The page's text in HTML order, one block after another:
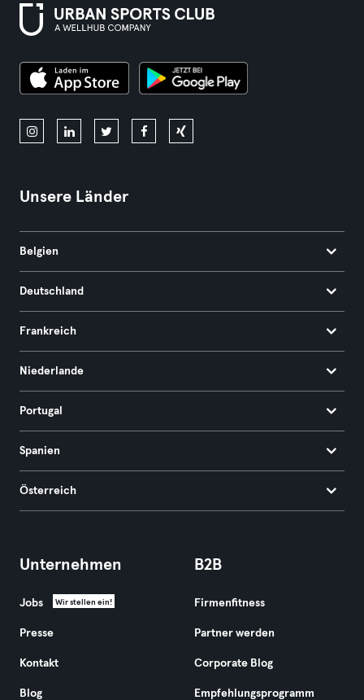
Unsere Länder
Belgien
Deutschland
Frankreich
Niederlande
Portugal
Spanien
Österreich
Unternehmen
Jobs Wir stellen ein!
Presse
Kontakt
Blog
B2B
Firmenfitness
Partner werden
Corporate Blog
Empfehlungsprogramm